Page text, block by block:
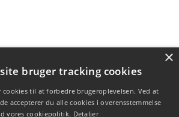
×
bruger tracking cookies
cookies til at forbedre brugeroplevelsen. Ved at
accepterer du alle cookies i overensstemmelse
vores cookiepolitik. Detaljer